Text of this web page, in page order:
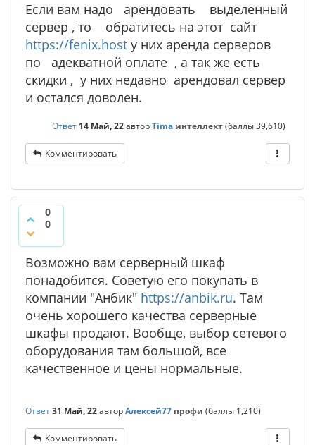
Если вам надо арендовать выделенный
сервер , то обратитесь на этот сайт
https://fenix.host у них аренда серверов
по адекватной оплате , а так же есть
скидки , у них недавно арендовал сервер
и остался доволен.
Ответ 14 Май, 22авторTima интеллект(баллы39,610)
Комментировать
0
0
Возможно вам серверный шкаф
понадобится. Советую его покупать в
компании "Анбик" https://anbik.ru. Там
очень хорошего качества серверные
шкафы продают. Вообще, выбор сетевого
оборудования там большой, все
качественное и цены нормальные.
Ответ31 Май, 22авторАлексей77 профи (баллы 1,210)
Комментировать